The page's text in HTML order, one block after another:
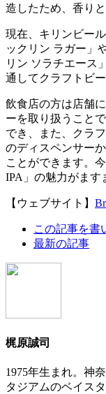
造したため、香り
現在、キリンビー
ックリン ラガー」
リン ソラチエース
通してクラフトビ
飲食店の方は店舗
ーを取り扱うこと
でき、また、クラ
のディスペンサー
ことができます。
IPA」の魅力がます
【ウェブサイト】
following
tabs
change
この記事を書
最新の記事
梶原誠司
1975年生まれ。神
タジアムのベイス